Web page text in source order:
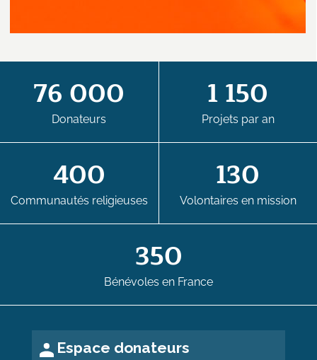
76 000
Donateurs
1 150
Projets par an
400
Communautés religieuses
130
Volontaires en mission
350
Bénévoles en France
Espace donateurs